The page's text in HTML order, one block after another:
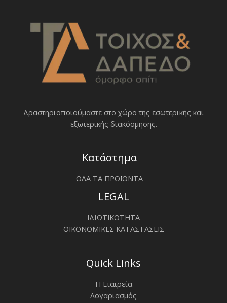
Δραστηριοποιoύμαστε στο χώρο της εσωτερικής και
εξωτερικής διακόσμησης.
Κατάστημα
ΟΛΑ ΤΑ ΠΡΟΪΟΝΤΑ
LEGAL
ΙΔΙΩΤΙΚΟΤΗΤΑ
ΟΙΚΟΝΟΜΙΚΕΣ ΚΑΤΑΣΤΑΣΕΙΣ
Quick Links
Η Εταιρεία
Λογαριασμός